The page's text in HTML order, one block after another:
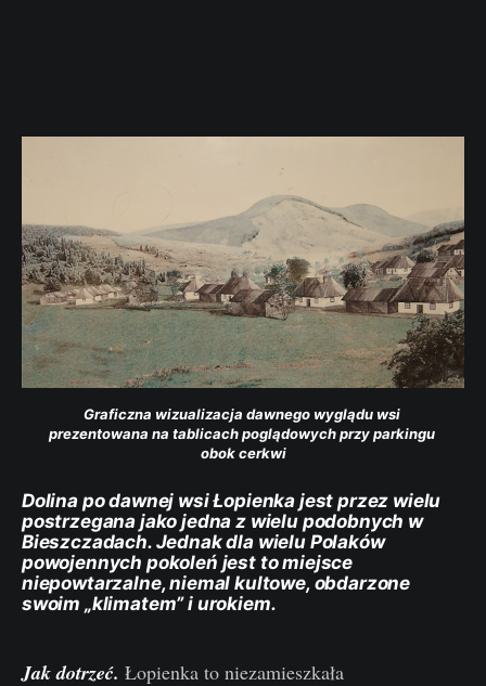
Graficzna wizualizacja dawnego wyglądu wsi
prezentowana na tablicach poglądowych przy parkingu
obok cerkwi
Dolina po dawnej wsi Łopienka jest przez wielu
postrzegana jako jedna z wielu podobnych w
Bieszczadach. Jednak dla wielu Polaków
powojennych pokoleń jest to miejsce
niepowtarzalne, niemal kultowe, obdarzone
swoim „klimatem” i urokiem.
Jak dotrzeć. Łopienka to niezamieszkała